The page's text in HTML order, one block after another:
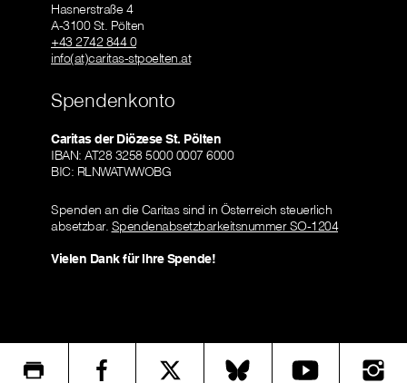
Hasnerstraße 4
A-3100 St. Pölten
+43 2742 844 0
info(at)caritas-stpoelten.at
Spendenkonto
Caritas der Diözese St. Pölten
IBAN: AT28 3258 5000 0007 6000
BIC: RLNWATWWOBG
Spenden an die Caritas sind in Österreich steuerlich
absetzbar. Spendenabsetzbarkeitsnummer SO-1204
Vielen Dank für Ihre Spende!